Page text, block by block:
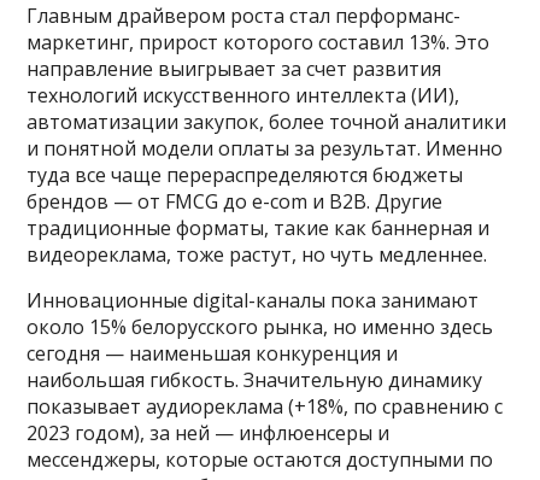
Главным драйвером роста стал перформанс-
маркетинг, прирост которого составил 13%. Это
направление выигрывает за счет развития
технологий искусственного интеллекта (ИИ),
автоматизации закупок, более точной аналитики
и понятной модели оплаты за результат. Именно
туда все чаще перераспределяются бюджеты
брендов — от FMCG до e-com и B2B. Другие
традиционные форматы, такие как баннерная и
видеореклама, тоже растут, но чуть медленнее.
Инновационные digital-каналы пока занимают
около 15% белорусского рынка, но именно здесь
сегодня — наименьшая конкуренция и
наибольшая гибкость. Значительную динамику
показывает аудиореклама (+18%, по сравнению с
2023 годом), за ней — инфлюенсеры и
мессенджеры, которые остаются доступными по